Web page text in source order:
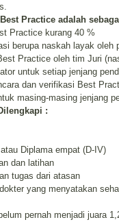
Practice adalah
Practice kurang 40 %
berupa naskah layak oleh
Practice oleh tim Juri
untuk setiap jenjang
dan verifikasi Best
masing-masing jenjang
:
Diplama empat (D-IV)
dan latihan
tugas dari atasan
yang menyatakan
pernah menjadi juara